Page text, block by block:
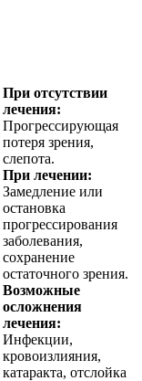
При отсутствии
лечения:
Прогрессирующая
потеря зрения,
слепота.
При лечении:
Замедление или
остановка
прогрессирования
заболевания,
сохранение
остаточного зрения.
Возможные
осложнения
лечения:
Инфекции,
кровоизлияния,
катаракта, отслойка